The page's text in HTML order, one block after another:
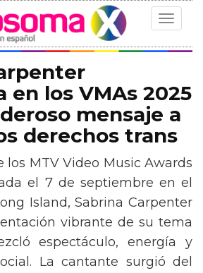
Toggle
en los VMAs 2025
mensaje a
derechos trans
los MTV Video Music Awards
el 7 de septiembre en el
Island, Sabrina Carpenter
vibrante de su tema
espectáculo, energía y
La cantante surgió del